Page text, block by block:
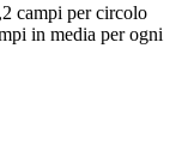
campi per circolo
in media per ogni